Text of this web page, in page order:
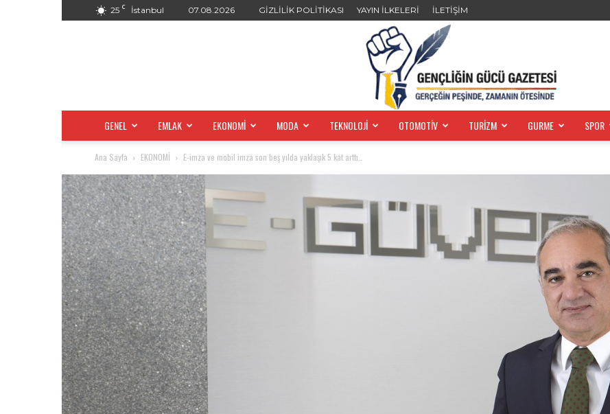
25 C İstanbul 07.08.2026 GİZLİLİK POLİTİKASI YAYIN İLKELERİ İLETİŞİM
GÜCÜ
GENEL EMLAK EKONOMİ MODA TEKNOLOJİ OTOMOTİV TURİZM GURME SPOR
Ana Sayfa EKONOMİ E-imza ve mobil imza son beş yılda yaklaşık 5 kat arttı…